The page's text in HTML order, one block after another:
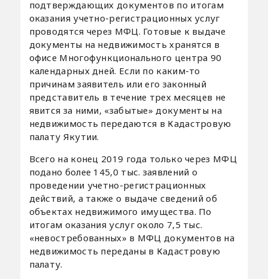
подтверждающих документов по итогам
оказания учетно-регистрационных услуг
проводятся через МФЦ. Готовые к выдаче
документы на недвижимость хранятся в
офисе Многофункционального центра 90
календарных дней. Если по каким-то
причинам заявитель или его законный
представитель в течение трех месяцев не
явится за ними, «забытые» документы на
недвижимость передаются в Кадастровую
палату Якутии.
Всего на конец 2019 года только через МФЦ
подано более 145,0 тыс. заявлений о
проведении учетно-регистрационных
действий, а также о выдаче сведений об
объектах недвижимого имущества. По
итогам оказания услуг около 7,5 тыс.
«невостребованных» в МФЦ документов на
недвижимость переданы в Кадастровую
палату.